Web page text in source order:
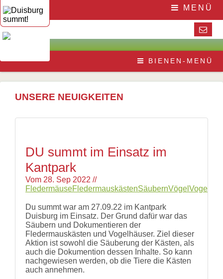
Die
Initiative
Aktuelles
Veranstaltungen
MENÜ
BIENEN-MENÜ
Bestäubungsfunktion
Bienensterben
More
honey
Stadtimkerei
Literatur
Wildbienen
Wildbienenarten
Gefährdung
Literatur
Bienenfreundlich
UNSERE NEUIGKEITEN
DU summt im Einsatz im
Kantpark
Vom 28. Sep 2022 //
FledermäuseFledermauskästenSäubernVögel
Du summt war am 27.09.22 im Kantpark
Duisburg im Einsatz. Der Grund dafür war das
Säubern und Dokumentieren der
Fledermauskästen und Vogelhäuser. Ziel dieser
Aktion ist sowohl die Säuberung der Kästen, als
auch die Dokumention dessen Inhalte. So kann
nachgewiesen werden, ob die Tiere die Kästen
auch annehmen.